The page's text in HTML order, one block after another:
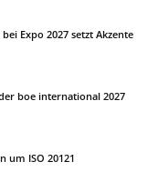
Expo 2027 setzt Akzente
boe international 2027
um ISO 20121